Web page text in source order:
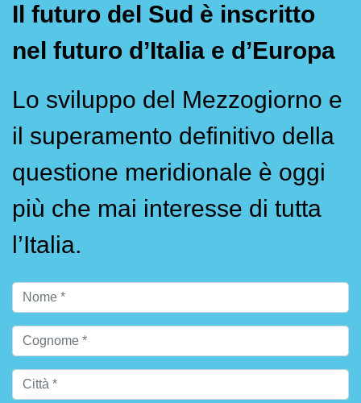
Il futuro del Sud è inscritto
nel futuro d’Italia e d’Europa
Lo sviluppo del Mezzogiorno e
il superamento definitivo della
questione meridionale è oggi
più che mai interesse di tutta
l’Italia.